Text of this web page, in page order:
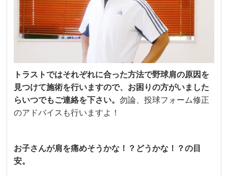
トラストではそれぞれに合った方法で野球肩の原因を
見つけて施術を行いますので、お困りの方がいました
らいつでもご連絡を下さい。勿論、投球フォーム修正
のアドバイスも行いますよ！
お子さんが肩を痛めそうかな！？どうかな！？の目
安。